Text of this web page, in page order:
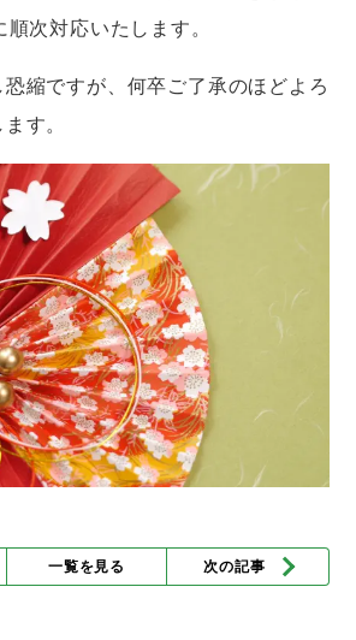
次対応いたします。
縮ですが、何卒ご了承のほどよろ
す。
次の記事
一覧を見る